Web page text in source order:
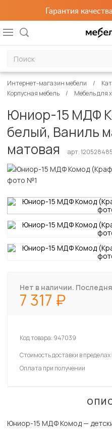
Гарантия
Интернет-магазин мебели
Корпусная мебель
Мебель для
Юниор-15 МДФ
белый, Ваниль
матовая
арт.
Нет в наличии.
7 317
Код товара: 947039
Стоимость доставки в
Оплата при получении
Юниор-15 МДФ Комод —